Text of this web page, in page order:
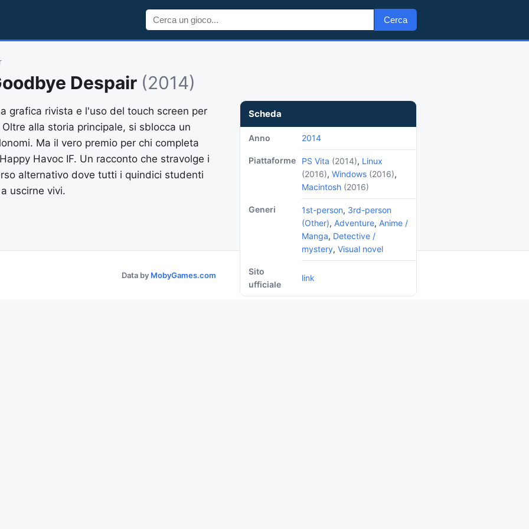
Cerca
Despair (2014)
Scheda
Anno 2014
Piattaforme PS Vita (2014), Linux
(2016), Windows (2016),
Macintosh (2016)
Generi 1st-person, 3rd-person
(Other), Adventure, Anime /
Manga, Detective /
mystery, Visual novel
Sito
ufficiale
link
grafica rivista e l'uso del touch screen per
alla storia principale, si sblocca un
Ma il vero premio per chi completa
Havoc IF. Un racconto che stravolge i
alternativo dove tutti i quindici studenti
uscirne vivi.
Data by MobyGames.com